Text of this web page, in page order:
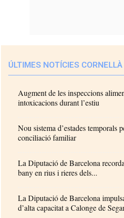
ÚLTIMES NOTÍCIES CORNELLÀ
Augment de les inspeccions
intoxicacions durant l’estiu
Nou sistema d’estades temporals
conciliació familiar
La Diputació de Barcelona
bany en rius i rieres dels...
La Diputació de Barcelona
d’alta capacitat a Calonge de